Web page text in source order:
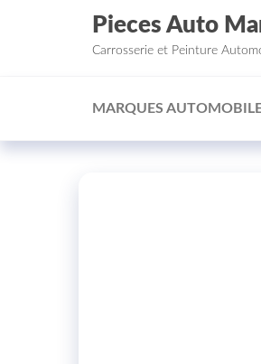
Aller au contenu
Pieces Auto
Carrosserie et Peinture
MARQUES